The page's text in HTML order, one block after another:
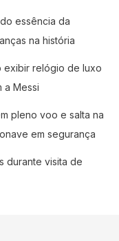
essência da
na história
exibir relógio de luxo
a Messi
pleno voo e salta na
em segurança
durante visita de